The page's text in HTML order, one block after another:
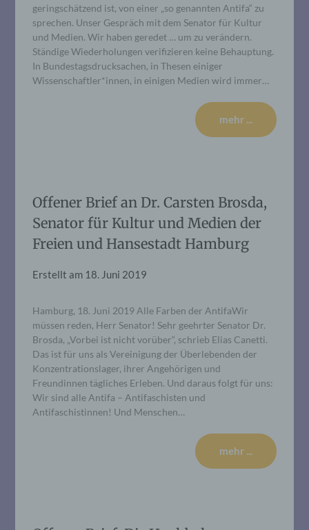
geringschätzend ist, von einer „so genannten Antifa“ zu
sprechen. Unser Gespräch mit dem Senator für Kultur
und Medien. Wir haben geredet … um zu verändern.
Ständige Wiederholungen verifizieren keine Behauptung.
In Bundestagsdrucksachen, in Thesen einiger
Wissenschaftler*innen, in einigen Medien wird immer…
mehr ...
Offener Brief an Dr. Carsten Brosda,
Senator für Kultur und Medien der
Freien und Hansestadt Hamburg
Erstellt am 18. Juni 2019
Hamburg, 18. Juni 2019 Alle Farben der AntifaWir
müssen reden, Herr Senator! Sehr geehrter Senator Dr.
Brosda, „Vorbei ist nicht vorüber“, schrieb Elias Canetti.
Das ist für uns als Vereinigung der Überlebenden der
Konzentrationslager, ihrer Angehörigen und
Freundinnen tägliches Erleben. Und daraus folgt für uns:
Wir sind alle Antifa – Antifaschisten und
Antifaschistinnen! Und Menschen…
mehr ...